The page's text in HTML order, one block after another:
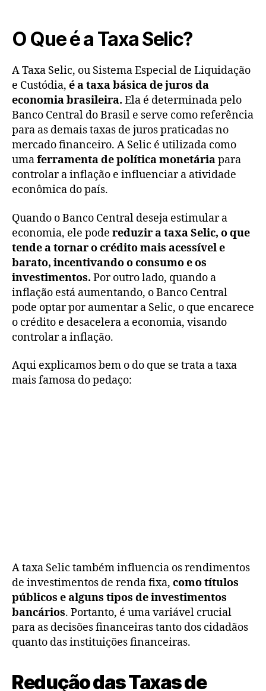
O Que é a Taxa Selic?
A Taxa Selic, ou Sistema Especial de Liquidação
e Custódia, é a taxa básica de juros da
economia brasileira. Ela é determinada pelo
Banco Central do Brasil e serve como referência
para as demais taxas de juros praticadas no
mercado financeiro. A Selic é utilizada como
umaferramenta de política monetáriapara
controlar a inflação e influenciar a atividade
econômica do país.
Quando o Banco Central deseja estimular a
economia, ele pode reduzir a taxa Selic, o que
tende a tornar o crédito mais acessível e
barato, incentivando o consumo e os
investimentos. Por outro lado, quando a
inflação está aumentando, o Banco Central
pode optar por aumentar a Selic, o que encarece
o crédito e desacelera a economia, visando
controlar a inflação.
Aqui explicamos bem o do que se trata a taxa
mais famosa do pedaço:
A taxa Selic também influencia os rendimentos
de investimentos de renda fixa, como títulos
públicos e alguns tipos de investimentos
bancários. Portanto, é uma variável crucial
para as decisões financeiras tanto dos cidadãos
quanto das instituições financeiras.
Redução das Taxas de